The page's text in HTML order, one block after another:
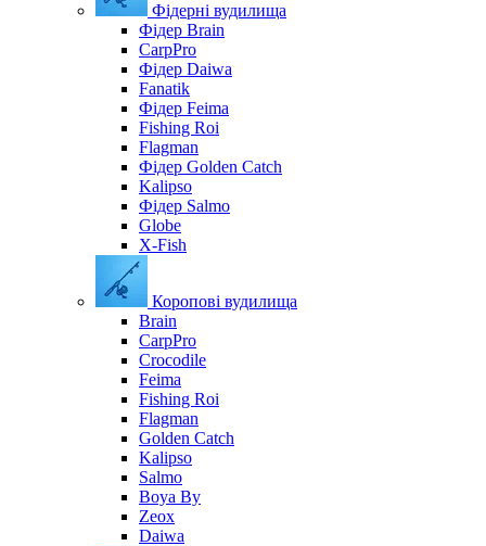
Фідерні вудилища
Фідер Brain
CarpPro
Фідер Daiwa
Fanatik
Фідер Feima
Fishing Roi
Flagman
Фідер Golden Catch
Kalipso
Фідер Salmo
Globe
X-Fish
Коропові вудилища
Brain
CarpPro
Crocodile
Feima
Fishing Roi
Flagman
Golden Catch
Kalipso
Salmo
Boya By
Zeox
Daiwa